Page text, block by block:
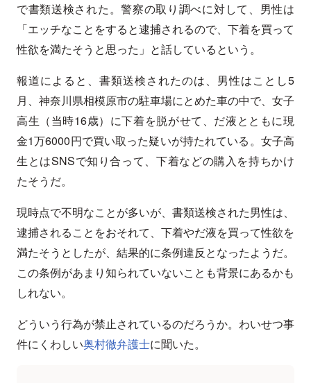
で書類送検された。警察の取り調べに対して、男性は
「エッチなことをすると逮捕されるので、下着を買って
性欲を満たそうと思った」と話しているという。
報道によると、書類送検されたのは、男性はことし5
月、神奈川県相模原市の駐車場にとめた車の中で、女子
高生（当時16歳）に下着を脱がせて、だ液とともに現
金1万6000円で買い取った疑いが持たれている。女子高
生とはSNSで知り合って、下着などの購入を持ちかけ
たそうだ。
現時点で不明なことが多いが、書類送検された男性は、
逮捕されることをおそれて、下着やだ液を買って性欲を
満たそうとしたが、結果的に条例違反となったようだ。
この条例があまり知られていないことも背景にあるかも
しれない。
どういう行為が禁止されているのだろうか。わいせつ事
件にくわしい奥村徹弁護士に聞いた。